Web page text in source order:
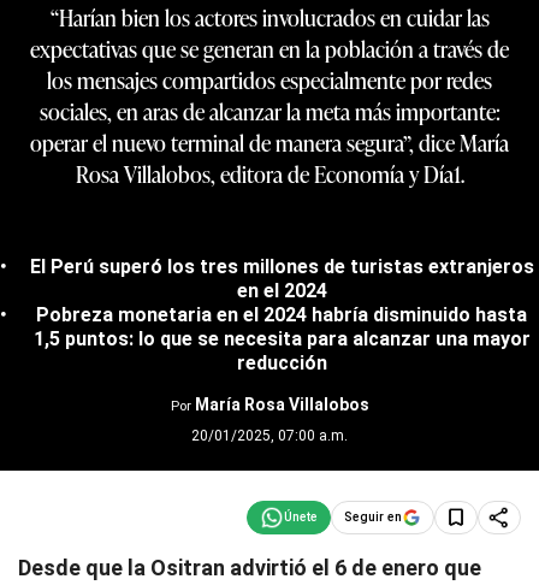
“Harían bien los actores involucrados en cuidar las
expectativas que se generan en la población a través de
los mensajes compartidos especialmente por redes
sociales, en aras de alcanzar la meta más importante:
operar el nuevo terminal de manera segura”, dice María
Rosa Villalobos, editora de Economía y Día1.
El Perú superó los tres millones de turistas extranjeros
en el 2024
Pobreza monetaria en el 2024 habría disminuido hasta
1,5 puntos: lo que se necesita para alcanzar una mayor
reducción
Por María Rosa Villalobos
20/01/2025, 07:00 a.m.
Seguir en
Desde que la Ositran advirtió el 6 de enero que